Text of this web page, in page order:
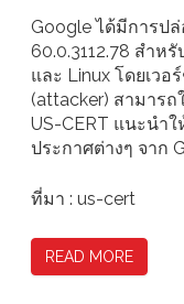
Google ได้มีการป
60.0.3112.78 สำห
และ Linux โดยเว
(attacker) สามาร
US-CERT แนะนำ
ประกาศต่างๆ จาก
ที่มา : us-cert
READ MORE